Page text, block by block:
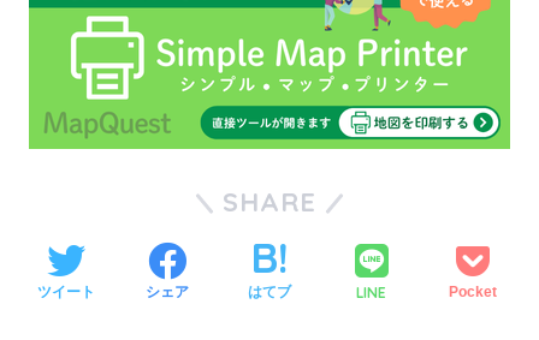
SHARE
ツイート シェア はてブ LINE Pocket